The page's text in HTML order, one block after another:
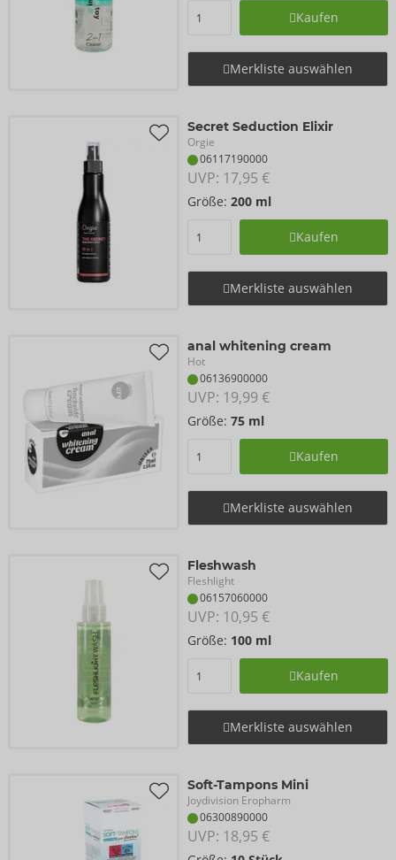
Kaufen
Merkliste auswählen
Secret Seduction Elixir
Orgie
06117190000
UVP: 17,95 €
Größe: 200 ml
Kaufen
Merkliste auswählen
anal whitening cream
Hot
06136900000
UVP: 19,99 €
Größe: 75 ml
Kaufen
Merkliste auswählen
Fleshwash
Fleshlight
06157060000
UVP: 10,95 €
Größe: 100 ml
Kaufen
Merkliste auswählen
Soft-Tampons Mini
Joydivision Eropharm
06300890000
UVP: 18,95 €